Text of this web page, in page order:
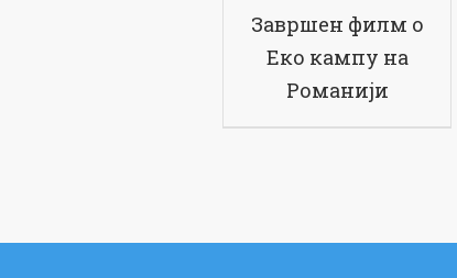
Завршен филм о
Еко кампу на
Романији